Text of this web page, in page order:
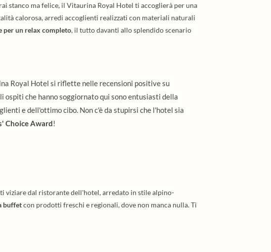
stanco ma felice, il Vitaurina Royal Hotel ti accoglierà per una
calorosa, arredi accoglienti realizzati con materiali naturali
per un relax completo, il tutto davanti allo splendido scenario
Royal Hotel si riflette nelle recensioni positive su
ospiti che hanno soggiornato qui sono entusiasti della
e dell'ottimo cibo. Non c'è da stupirsi che l'hotel sia
Choice Award!
viziare dal ristorante dell'hotel, arredato in stile alpino-
buffetcon prodotti freschi e regionali, dove non manca nulla. Ti